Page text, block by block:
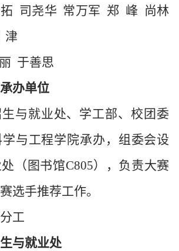
司尧华 常万军 郑 峰 尚林
于善思
办单位
与就业处、学工部、校团委
与工程学院承办，组委会设
（图书馆C805），负责大赛
选手推荐工作。
工
生与就业处